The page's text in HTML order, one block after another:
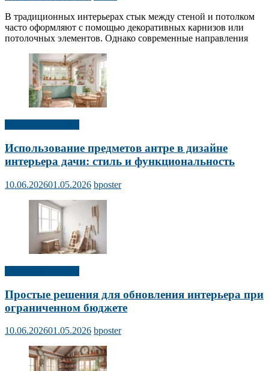
В традиционных интерьерах стык между стеной и потолком
часто оформляют с помощью декоративных карнизов или
потолочных элементов. Однако современные направления
Использование предметов антре в дизайне
интерьера дачи: стиль и функциональность
10.06.202601.05.2026 bposter
Простые решения для обновления интерьера при
ограниченном бюджете
10.06.202601.05.2026 bposter